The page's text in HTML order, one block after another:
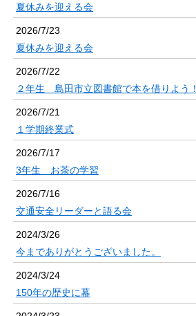
夏休みを迎える会
2026/7/23
夏休みを迎える会
2026/7/22
２年生 島田市立図書館で本を借りよう！
2026/7/21
１学期終業式
2026/7/17
3年生 お茶の学習
2026/7/16
交通安全リーダーと語る会
2024/3/26
今までありがとうございました。
2024/3/24
150年の歴史に幕